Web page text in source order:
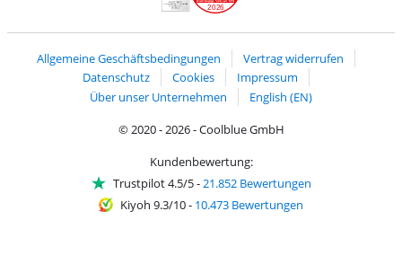
2026
Allgemeine Geschäftsbedingungen
Vertrag widerrufen
Datenschutz
Cookies
Impressum
Über unser Unternehmen
English (EN)
© 2020 - 2026 - Coolblue GmbH
Kundenbewertung:
Trustpilot 4.5/5-21.852 Bewertungen
Kiyoh 9.3/10- 10.473 Bewertungen